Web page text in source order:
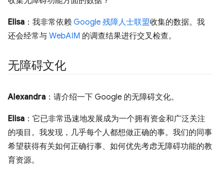
Elisa ：我非常依赖 Google 残障人士联盟收集的数据。我
还会经常与 WebAIM 的调查结果进行交叉检查。
无障碍文化
Alexandra ：请介绍一下 Google 的无障碍文化。
Elisa ：它已非常迅速地发展成为一个拥有资金和广泛关注
的项目。我发现，几乎每个人都想做正确的事。我们的同事
希望获得有关如何正确行事、如何优先考虑无障碍功能的教
育资源。